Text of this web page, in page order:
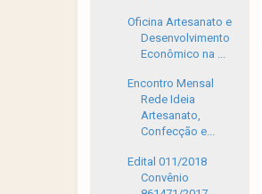
Oficina Artesanato e
Desenvolvimento
Econômico na ...
Encontro Mensal
Rede Ideia
Artesanato,
Confecção e...
Edital 011/2018
Convênio